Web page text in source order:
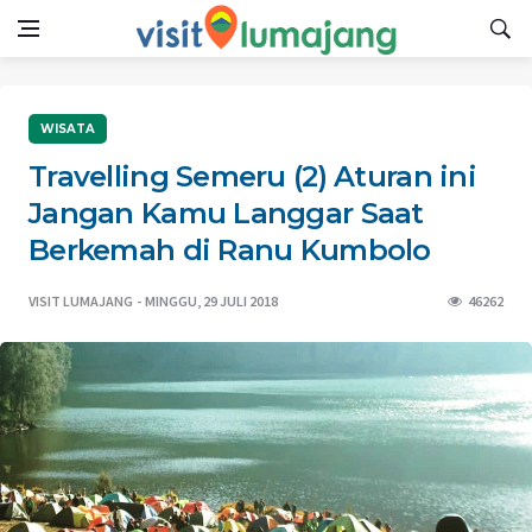
WISATA
Travelling Semeru (2) Aturan ini
Jangan Kamu Langgar Saat
Berkemah di Ranu Kumbolo
VISIT LUMAJANG MINGGU, 29 JULI 2018 46262